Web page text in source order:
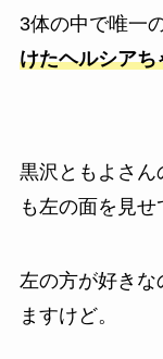
3体の中で唯一
けたヘルシアち
黒沢ともよさ
も左の面を見せ
左の方が好き
ますけど。